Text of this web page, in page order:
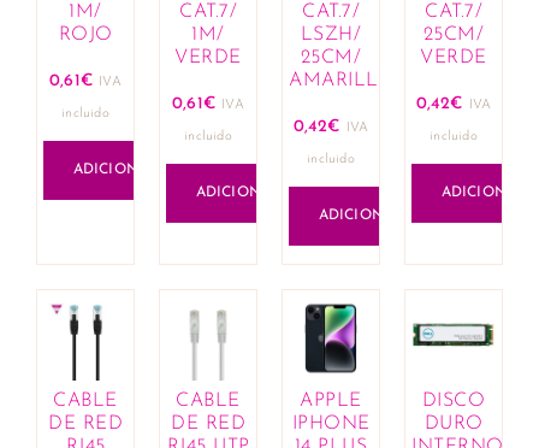
Anti-olheiras
Eyeliner e lápis
Máscaras de pestanas
Sobrancelhas
Sombras
Rosto
Bases
Blushers
Iluminadores de tez
Pós compactos
Manicure
Removedores de verniz
Vernizes
1M/
ROJO
0,61 € IVA
incluido
ADICIONAR
CAT.7/
1M/
VERDE
0,61 € IVA
incluido
ADICIONAR
CAT.7/
LSZH/
25CM/
AMARILLO
0,42€ IVA
incluido
ADICIONAR
CAT.7/
25CM/
VERDE
0,42€ IVA
incluido
ADICIONAR
CABLE
DE RED
CABLE
DE RED
APPLE
IPHONE
DISCO
DURO